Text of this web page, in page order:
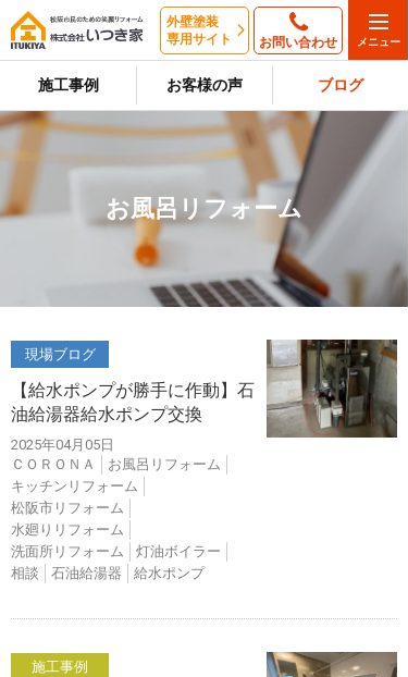
外壁塗装
専用サイト
お問い合わせ
施工事例 お客様の声 ブログ
お風呂リフォーム
現場ブログ
【給水ポンプが勝手に作動】石
油給湯器給水ポンプ交換
2025年04月05日
ＣＯＲＯＮＡ
お風呂リフォーム
キッチンリフォーム
松阪市リフォーム
水廻りリフォーム
洗面所リフォーム
灯油ボイラー
相談
石油給湯器 給水ポンプ
施工事例